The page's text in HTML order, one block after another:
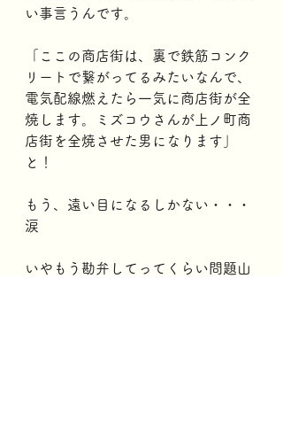
い事言うんです。
「ここの商店街は、裏で鉄筋コンク
リートで繋がってるみたいなんで、
電気配線燃えたら一気に商店街が全
焼します。ミズコウさんが上ノ町商
店街を全焼させた男になります」
と！
もう、遠い目になるしかない・・・
涙
いやもう勘弁してってくらい問題山